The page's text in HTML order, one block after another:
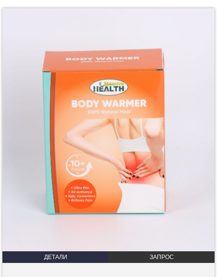
ДЕТАЛИ ЗАПРОС